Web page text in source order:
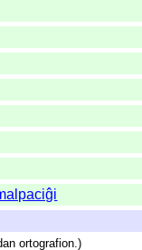
ortografion.)